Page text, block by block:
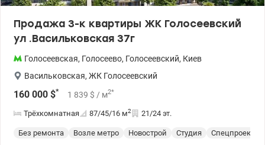
Продажа 3-к квартиры ЖК Голосеевский
ул .Васильковская 37г
Голосеевская, Голосеево, Голосеевский, Киев
Васильковская, ЖК Голосеевский
160 000 $* 1 839 $ / м2*
Трёхкомнатная 87/45/16 м2 21/24 эт.
Без ремонта Возле метро Новострой Студия Спецпроект